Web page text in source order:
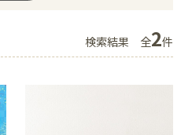
検索結果 全2件